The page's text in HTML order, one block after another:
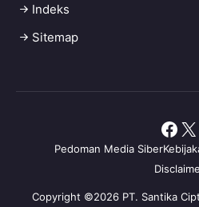
Indeks
Sitemap
Copyright ©2026 PT. Santika
Pedoman Media Siber
X